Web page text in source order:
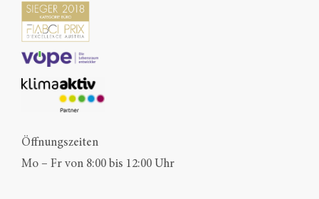
Öffnungszeiten
Mo – Fr von 8:00 bis 12:00 Uhr